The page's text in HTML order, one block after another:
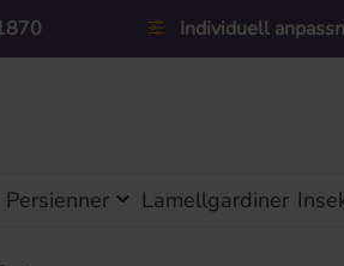
Individuell
Persienner Lamellgardiner